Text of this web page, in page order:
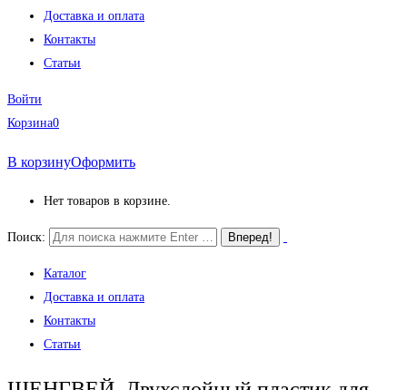
Доставка и оплата
Контакты
Статьи
Войти
Корзина0
В корзинуОформить
Нет товаров в корзине.
Поиск:
Каталог
Доставка и оплата
Контакты
Статьи